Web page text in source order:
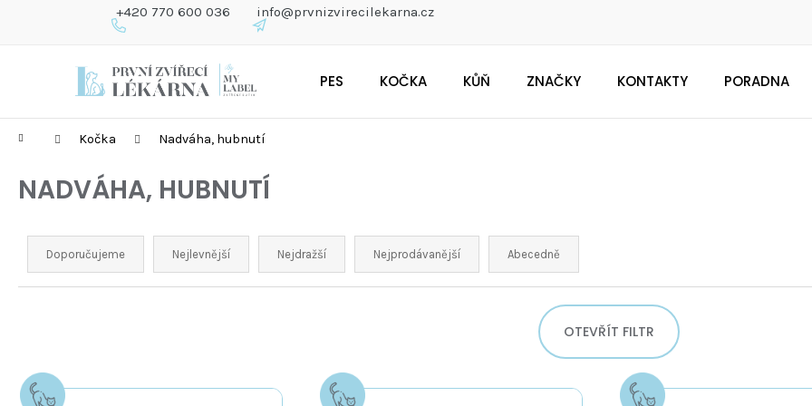
+420 770 600 036 info@prvnizvirecilekarna.cz
PES KOČKA KŮŇ ZNAČKY KONTAKTY PORADNA
Domů Kočka Nadváha, hubnutí
NADVÁHA, HUBNUTÍ
Ř
Z
E
O
Doporučujeme Nejlevnější Nejdražší Nejprodávanější Abecedně
OTEVŘÍT FILTR
V
obchodu
obchodu
CO POTŘEBUJETE NAJÍT?